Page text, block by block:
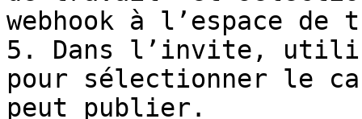
webhook à l’espace
5. Dans l’invite,
pour sélectionner le
peut publier.